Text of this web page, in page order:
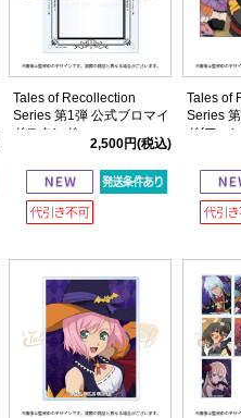
Tales of Recollection
Series 第1弾 公式ブロマイ
ドスタンド
2,500円(税込)
Tales of
Series
ド(ファ